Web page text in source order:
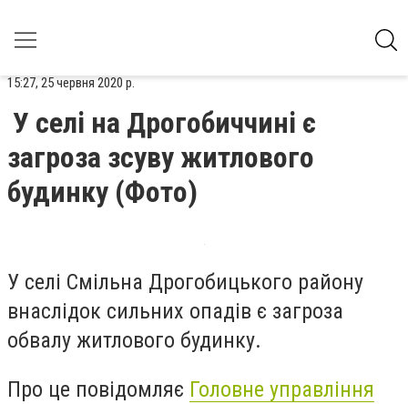
15:27, 25 червня 2020 р.
У селі на Дрогобиччині є
загроза зсуву житлового
будинку (Фото)
У селі Смільна Дрогобицького району
внаслідок сильних опадів є загроза
обвалу житлового будинку.
Про це повідомляє Головне управління